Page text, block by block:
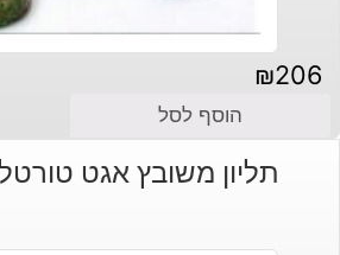
₪206
הוסף לסל
תליון משובץ אגט טורטלה